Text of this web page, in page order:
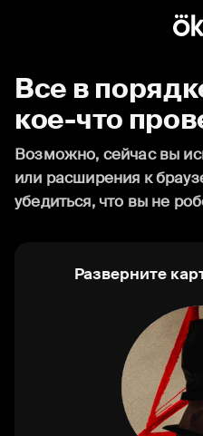
Все в
кое-что
Возможно, сейчас вы
или расширения к
убедиться, что вы не
Разверните